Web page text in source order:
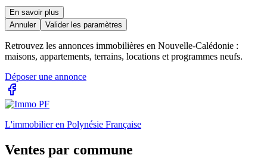
En savoir plus
Annuler
Valider les paramètres
Retrouvez les annonces immobilières en Nouvelle-Calédonie :
maisons, appartements, terrains, locations et programmes neufs.
Déposer une annonce
L'immobilier en Polynésie Française
Ventes par commune